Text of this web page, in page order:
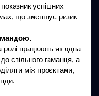
успішних
що зменшує ризик
ролі працюють як одна
спільного гаманця, а
між проєктами,